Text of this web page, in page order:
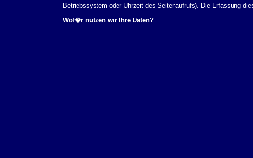
Betriebssystem oder Uhrzeit des Seitenaufrufs). Die Erfassung
Wof�r nutzen wir Ihre Daten?